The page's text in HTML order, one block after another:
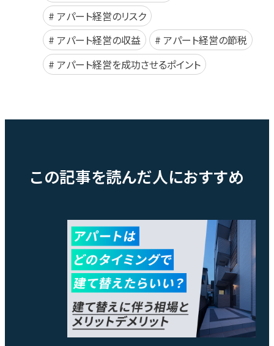
アパート経営のリスク
アパート経営の収益
アパート経営の節税
アパート経営を成功させるポイント
この記事を読んだ人におすすめ